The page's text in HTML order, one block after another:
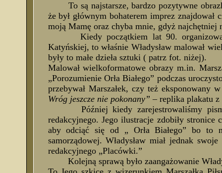
To są najstarsze, bardzo pozytywne
że był głównym bohaterem imprez znajdował
moją Mamę oraz chyba mnie, gdyż najchętniej
Kiedy początkiem lat 90.
Katyńskiej, to właśnie Władysław malował
były to małe dzieła sztuki ( patrz fot. niżej).
Malował wielkoformatowe obrazy m.in.
„Porozumienie Orła Białego” podczas
przebywał Marszałek, czy też eksponowany
Wróg jeszcze nie pokonany” – replika plakatu
Później kiedy zarejestrowaliśmy pismo
redakcyjnego. Jego ilustracje zdobiły stronice
aby odciąć się od „ Orła Białego” bo to
samorządowej. Władysław miał jednak
redakcyjnego „Placówki.”
Kolejną sprawą było zaangażowanie